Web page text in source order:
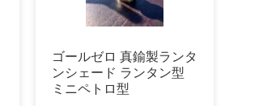
ゴールゼロ 真鍮製ランタ
ンシェード ランタン型
ミニペトロ型